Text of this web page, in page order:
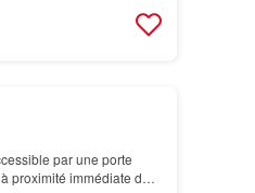
par une porte
proximité immédiate du